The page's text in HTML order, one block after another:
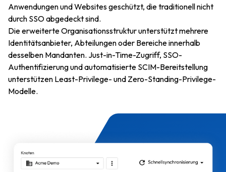
Anwendungen und Websites geschützt, die traditionell nicht
durch SSO abgedeckt sind.
Die erweiterte Organisationsstruktur unterstützt mehrere
Identitätsanbieter, Abteilungen oder Bereiche innerhalb
desselben Mandanten. Just-in-Time-Zugriff, SSO-
Authentifizierung und automatisierte SCIM-Bereitstellung
unterstützen Least-Privilege- und Zero-Standing-Privilege-
Modelle.